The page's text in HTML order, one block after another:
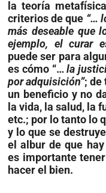
la teoría
criterios de que “…
más deseable que
ejemplo, el curar
puede ser para
es cómo “…la
por adquisición”; de
un beneficio y no
la vida, la salud, la
etc.; por lo tanto lo
y lo que se
el albur de que
es importante
hacer el bien.